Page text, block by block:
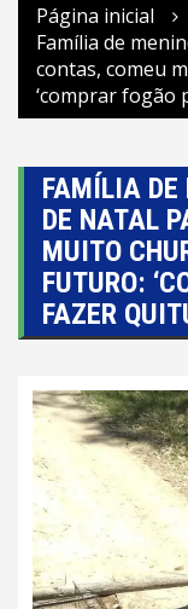
Página inicial
Família de
contas, comeu
‘comprar fogão
FAMÍLIA DE
DE NATAL
MUITO
FUTURO:
FAZER